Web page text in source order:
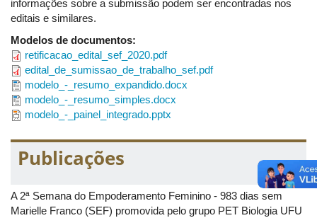
Comissão Científica:
Petiano Pedro Augusto Oliveira
Pareceristas:
Profa. Dra. Daniela Franco Carvalho
Prof. Dr. Sandro Prado Santos
Profa. Dra. Maria Lúcia Vannuchi
Coordenação geral:
Petiana Ysla Cardoso.
informações sobre a submissão podem ser encontradas nos
editais e similares.
Modelos de documentos:
retificacao_edital_sef_2020.pdf
edital_de_sumissao_de_trabalho_sef.pdf
modelo_-_resumo_expandido.docx
modelo_-_resumo_simples.docx
modelo_-_painel_integrado.pptx
Publicações
A 2ª Semana do Empoderamento Feminino - 983 dias sem
Marielle Franco (SEF) promovida pelo grupo PET Biologia UFU